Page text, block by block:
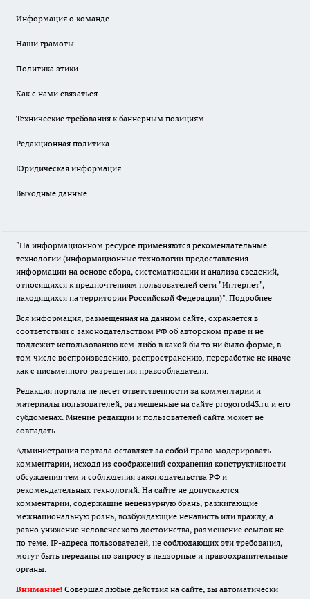
Информация о команде
Наши грамоты
Политика этики
Как с нами связаться
Технические требования к баннерным позициям
Редакционная политика
Юридическая информация
Выходные данные
"На информационном ресурсе применяются рекомендательные
технологии (информационные технологии предоставления
информации на основе сбора, систематизации и анализа сведений,
относящихся к предпочтениям пользователей сети "Интернет",
находящихся на территории Российской Федерации)". Подробнее
Вся информация, размещенная на данном сайте, охраняется в
соответствии с законодательством РФ об авторском праве и не
подлежит использованию кем-либо в какой бы то ни было форме, в
том числе воспроизведению, распространению, переработке не иначе
как с письменного разрешения правообладателя.
Редакция портала не несет ответственности за комментарии и
материалы пользователей, размещенные на сайте progorod43.ru и его
субдоменах. Мнение редакции и пользователей сайта может не
совпадать.
Администрация портала оставляет за собой право модерировать
комментарии, исходя из соображений сохранения конструктивности
обсуждения тем и соблюдения законодательства РФ и
рекомендательных технологий. На сайте не допускаются
комментарии, содержащие нецензурную брань, разжигающие
межнациональную рознь, возбуждающие ненависть или вражду, а
равно унижение человеческого достоинства, размещение ссылок не
по теме. IP-адреса пользователей, не соблюдающих эти требования,
могут быть переданы по запросу в надзорные и правоохранительные
органы.
Внимание! Совершая любые действия на сайте, вы автоматически